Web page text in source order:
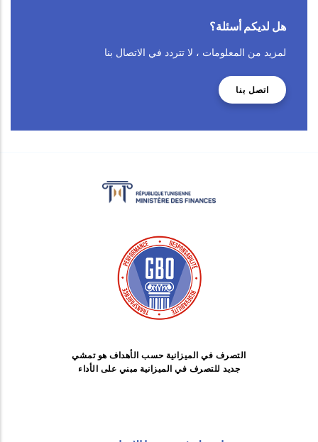
هل لديكم أسئلة؟
لمزيد من المعلومات ، لا تتردد في الاتصال بنا
اتصل بنا
التصرف في الميزانية حسب الأهداف هو تمشي
جديد للتصرف في الميزانية مبني على الأداء